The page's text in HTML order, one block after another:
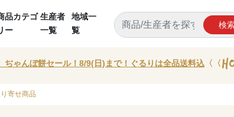
品カテゴ
ー
生産者
一覧
地域一
覧
検
ぢゃんぼ餅セール！8/9(日)まで！ぐるりは全品送料込 〈〈
寄せ商品